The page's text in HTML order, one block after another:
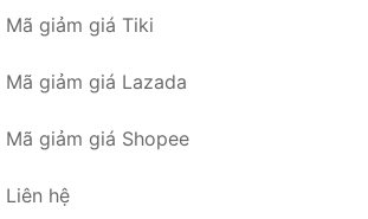
Mã giảm giá Tiki
Mã giảm giá Lazada
Mã giảm giá Shopee
Liên hệ